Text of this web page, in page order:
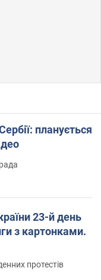
планується
23-й день
з картонками.
протестів